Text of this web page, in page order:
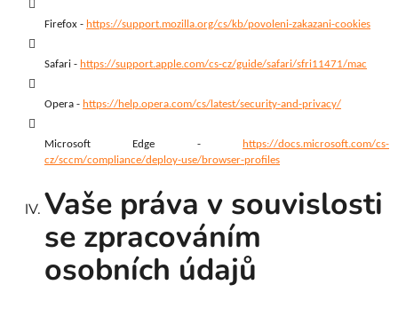
Firefox - https://support.mozilla.org/cs/kb/povoleni-zakazani-cookies
Safari - https://support.apple.com/cs-cz/guide/safari/sfri11471/mac
Opera - https://help.opera.com/cs/latest/security-and-privacy/
Microsoft Edge -
https://docs.microsoft.com/cs-
cz/sccm/compliance/deploy-use/browser-profiles
Vaše práva v souvislosti
se zpracováním
osobních údajů